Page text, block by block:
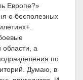
Европе?»
о бесполезных
области, а
по
Думаю, в